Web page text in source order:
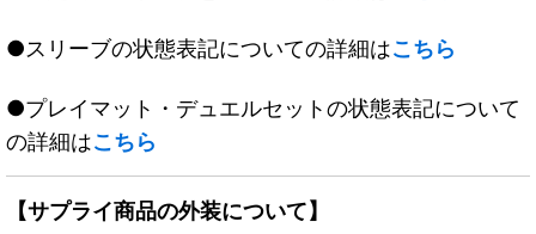
●スリーブの状態表記についての詳細はこちら
●プレイマット・デュエルセットの状態表記について
の詳細はこちら
【サプライ商品の外装について】